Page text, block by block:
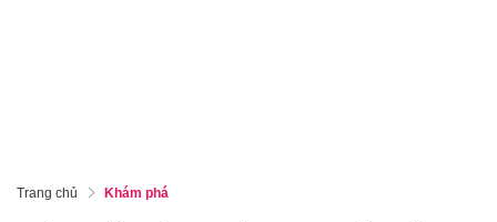
Trang chủ Khám phá